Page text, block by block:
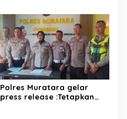
Polres Muratara gelar
press release :Tetapkan